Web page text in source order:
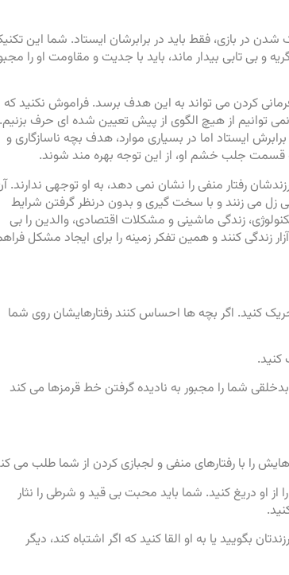
در بازی، فقط باید در برابرشان ایستاد. شما این
و بی تابی بیدار ماند، باید با جدیت و مقاومت او را
کردن می تواند به این هدف برسد. فراموش نکنید که
توانیم از هیچ الگوی از پیش تعیین شده ای حرف بزنیم.
ایستاد اما در بسیاری موارد، هدف بچه ناسازگاری و
قسمت جلب خشم او، از این توجه بهره مند شوند.
رفتار منفی را نشان نمی دهد، به او توجهی ندارند.
زل می زنند و با سخت گیری و بدون درنظر گرفتن شرایط
زندگی ماشینی و مشکلات اقتصادی، والدین را بی
زندگی کنند و همین تفکر زمینه را برای ایجاد مشکل
کنید. اگر بچه ها احساس کنند رفتارهایشان روی شما
کنید.
شما را مجبور به نادیده گرفتن خط قرمزها می کند
را با رفتارهای منفی و لجبازی کردن از شما طلب می
از او دریغ کنید. شما باید محبت بی قید و شرطی را نثار
بگویید یا به او القا کنید که اگر اشتباه کند، دیگر